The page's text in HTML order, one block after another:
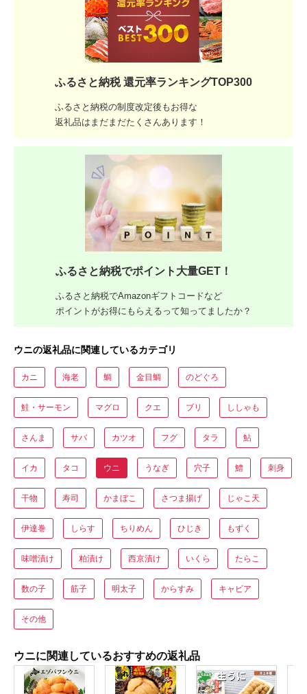
ふるさと納税 還元率ランキングTOP300
ふるさと納税の制度改定後もお得な
返礼品はまだまだたくさんあります！
ふるさと納税でポイント大量GET！
ふるさと納税でAmazonギフトコードなど
ポイントがお得にもらえるって知ってましたか？
ウニの返礼品に関連しているカテゴリ
カニ 海老 鯛 金目鯛 のどぐろ
鮭・サーモン マグロ クエ ブリ ししゃも
さんま サバ カツオ フグ タラ 鮎
イカ タコ ウニ うなぎ 穴子 鱧 刺身
干物 寿司 かまぼこ さつま揚げ じゃこ天
伊達巻 しらす ちりめん ひじき もずく
味噌漬け 粕漬け 西京漬け いくら たらこ
数の子 筋子 明太子 からすみ キャビア
その他
ウニに関連しているおすすめの返礼品